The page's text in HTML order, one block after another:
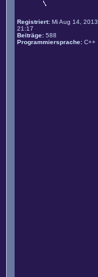
Registriert: Mi Aug 14, 2013
21:17
Beiträge: 588
Programmiersprache: C++